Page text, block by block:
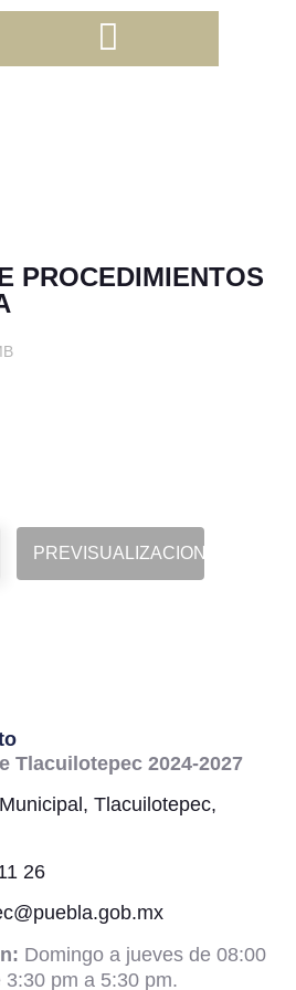
PROCEDIMIENTOS
PREVISUALIZACION
Tlacuilotepec 2024-2027
Tlacuilotepec,
26
Domingo a jueves de 08:00
pm a 5:30 pm.